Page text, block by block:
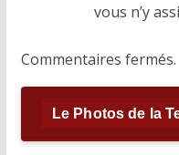
vous n’y
Commentaires fermés.
Le Photos de la